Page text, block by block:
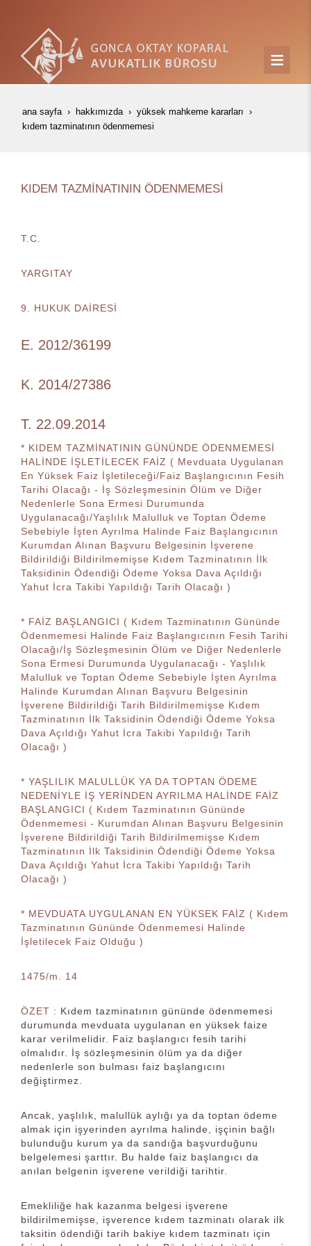
ana sayfa hakkımızda
yüksek mahkeme kararları
kidem tazmi̇natinin ödenmemesi̇
KIDEM TAZMİNATININ ÖDENMEMESİ
T.C.
YARGITAY
9. HUKUK DAİRESİ
E. 2012/36199
K. 2014/27386
T. 22.09.2014
* KIDEM TAZMİNATININ GÜNÜNDE ÖDENMEMESİ
HALİNDE İŞLETİLECEK FAİZ ( Mevduata Uygulanan
En Yüksek Faiz İşletileceği/Faiz Başlangıcının Fesih
Tarihi Olacağı - İş Sözleşmesinin Ölüm ve Diğer
Nedenlerle Sona Ermesi Durumunda
Uygulanacağı/Yaşlılık Malulluk ve Toptan Ödeme
Sebebiyle İşten Ayrılma Halinde Faiz Başlangıcının
Kurumdan Alınan Başvuru Belgesinin İşverene
Bildirildiği Bildirilmemişse Kıdem Tazminatının İlk
Taksidinin Ödendiği Ödeme Yoksa Dava Açıldığı
Yahut İcra Takibi Yapıldığı Tarih Olacağı )
* FAİZ BAŞLANGICI ( Kıdem Tazminatının Gününde
Ödenmemesi Halinde Faiz Başlangıcının Fesih Tarihi
Olacağı/İş Sözleşmesinin Ölüm ve Diğer Nedenlerle
Sona Ermesi Durumunda Uygulanacağı - Yaşlılık
Malulluk ve Toptan Ödeme Sebebiyle İşten Ayrılma
Halinde Kurumdan Alınan Başvuru Belgesinin
İşverene Bildirildiği Tarih Bildirilmemişse Kıdem
Tazminatının İlk Taksidinin Ödendiği Ödeme Yoksa
Dava Açıldığı Yahut İcra Takibi Yapıldığı Tarih
Olacağı )
* YAŞLILIK MALULLÜK YA DA TOPTAN ÖDEME
NEDENİYLE İŞ YERİNDEN AYRILMA HALİNDE FAİZ
BAŞLANGICI ( Kıdem Tazminatının Gününde
Ödenmemesi - Kurumdan Alınan Başvuru Belgesinin
İşverene Bildirildiği Tarih Bildirilmemişse Kıdem
Tazminatının İlk Taksidinin Ödendiği Ödeme Yoksa
Dava Açıldığı Yahut İcra Takibi Yapıldığı Tarih
Olacağı )
* MEVDUATA UYGULANAN EN YÜKSEK FAİZ ( Kıdem
Tazminatının Gününde Ödenmemesi Halinde
İşletilecek Faiz Olduğu )
1475/m. 14
ÖZET : Kıdem tazminatının gününde ödenmemesi
durumunda mevduata uygulanan en yüksek faize
karar verilmelidir. Faiz başlangıcı fesih tarihi
olmalıdır. İş sözleşmesinin ölüm ya da diğer
nedenlerle son bulması faiz başlangıcını
değiştirmez.
Ancak, yaşlılık, malullük aylığı ya da toptan ödeme
almak için işyerinden ayrılma halinde, işçinin bağlı
bulunduğu kurum ya da sandığa başvurduğunu
belgelemesi şarttır. Bu halde faiz başlangıcı da
anılan belgenin işverene verildiği tarihtir.
Emekliliğe hak kazanma belgesi işverene
bildirilmemişse, işverence kıdem tazminatı olarak ilk
taksitin ödendiği tarih bakiye kıdem tazminatı için